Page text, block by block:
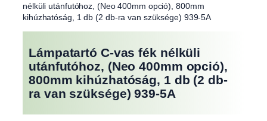
nélküli utánfutóhoz, (Neo 400mm opció), 800mm
kihúzhatóság, 1 db (2 db-ra van szüksége) 939-5A
Lámpatartó C-vas fék nélküli
utánfutóhoz, (Neo 400mm opció),
800mm kihúzhatóság, 1 db (2 db-
ra van szüksége) 939-5A